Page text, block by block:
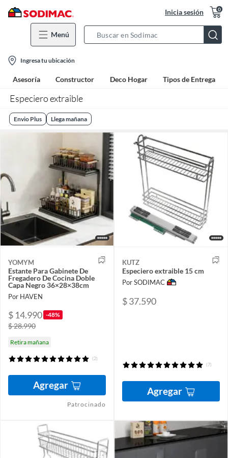
Inicia sesión 0
Menú
Bar
location-
icon
Ingresa tu ubicación
Asesoría Constructor Deco Hogar Tipos de Entrega
Especiero extraible
Envio Plus Llega mañana
YOMYM
Estante Para Gabinete De
Fregadero De Cocina Doble
Capa Negro 36×28×38cm
Por HAVEN
$ 14.990 -48%
$ 28.990
Retira mañana
(2)
Agregar
Patrocinado
KUTZ
Especiero extraible 15 cm
Por SODIMAC
$ 37.590
(7)
Agregar